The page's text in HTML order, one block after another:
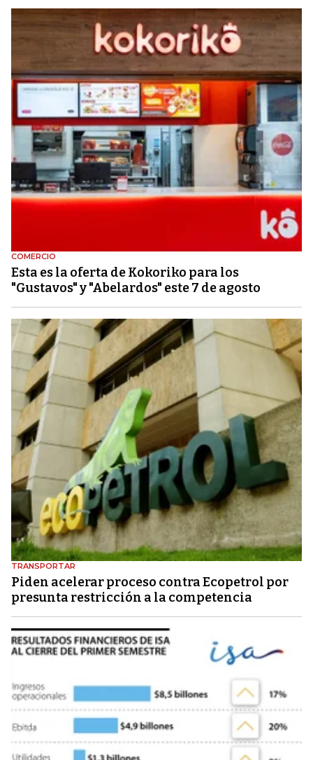
COMERCIO
Esta es la oferta de Kokoriko para los
"Gustavos" y "Abelardos" este 7 de agosto
TRANSPORTAR
Piden acelerar proceso contra Ecopetrol por
presunta restricción a la competencia